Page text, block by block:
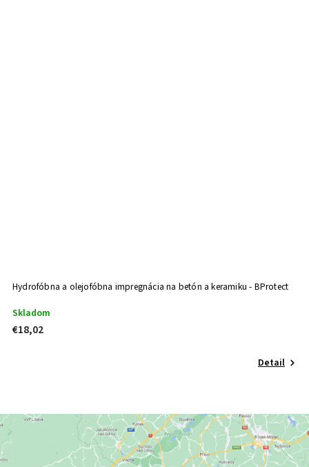
Hydrofóbna a olejofóbna impregnácia na betón a keramiku - BProtect
Skladom
€18,02
Detail